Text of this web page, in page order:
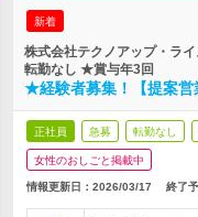
新着
株式会社テクノアップ・ラ
転勤なし ★賞与年3回
★経験者募集！【提案
正社員 急募 転勤なし
女性のおしごと掲載中
情報更新日：2026/03/17 終了